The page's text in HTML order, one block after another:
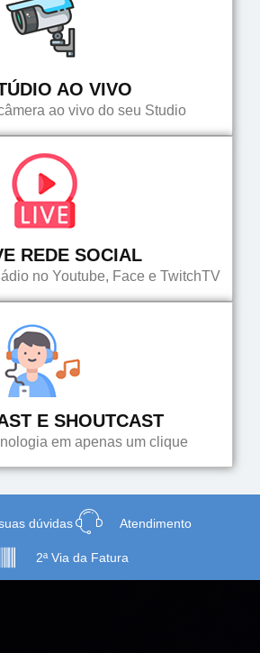
AO VIVO
ao vivo do seu Studio
REDE SOCIAL
no Youtube, Face e TwitchTV
E SHOUTCAST
em apenas um clique
dúvidas Atendimento
2ª Via da Fatura